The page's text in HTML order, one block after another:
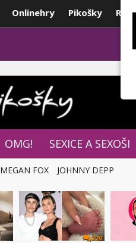
Onlinehry Pikošky
OMG! SEXICE A SEXOŠI
MEGAN FOX JOHNNY DEPP
220